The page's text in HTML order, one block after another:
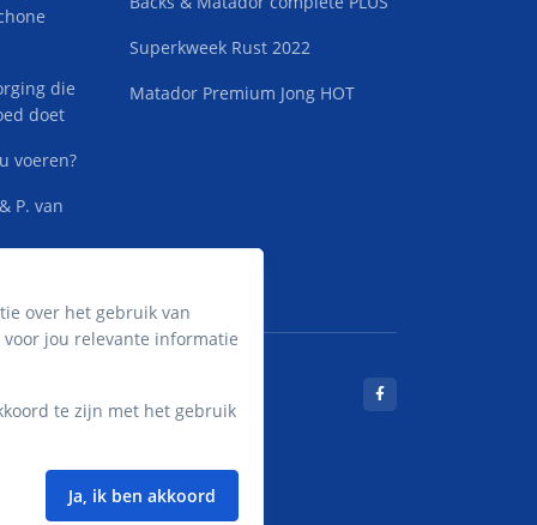
die
doet
voeren?
P. van
Superkweek Rust 2022
Matador Premium Jong HOT
over het gebruik van
jou relevante informatie
te zijn met het gebruik